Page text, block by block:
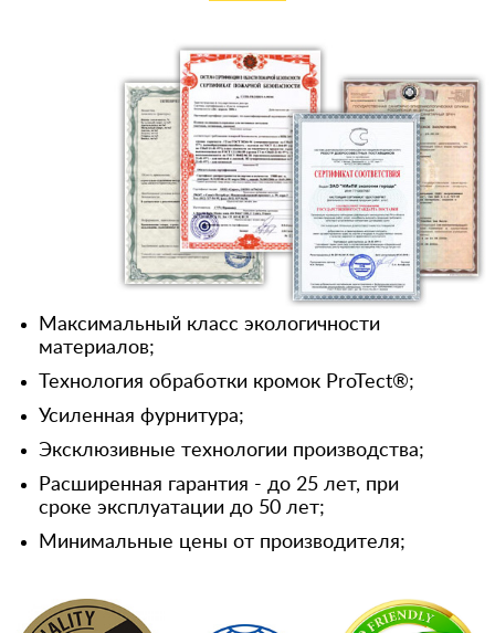
Максимальный класс экологичности
материалов;
Технология обработки кромок ProTect®;
Усиленная фурнитура;
Эксклюзивные технологии производства;
Расширенная гарантия - до 25 лет, при
сроке эксплуатации до 50 лет;
Минимальные цены от производителя;